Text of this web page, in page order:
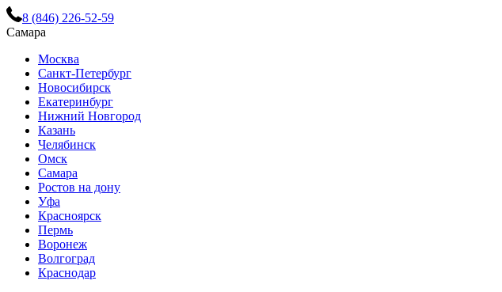
8 (846) 226-52-59
Самара
Москва
Санкт-Петербург
Новосибирск
Екатеринбург
Нижний Новгород
Казань
Челябинск
Омск
Самара
Ростов на дону
Уфа
Красноярск
Пермь
Воронеж
Волгоград
Краснодар